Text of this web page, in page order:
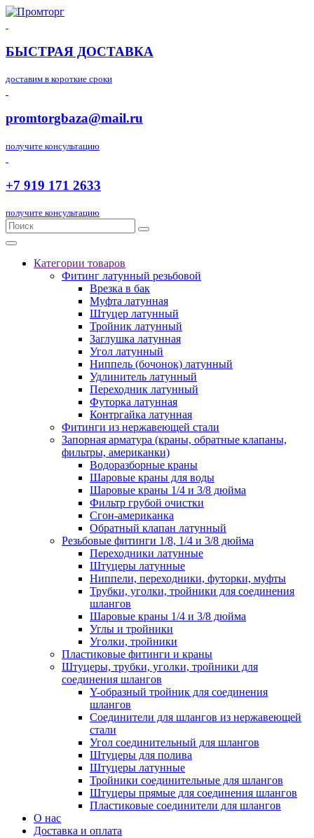
БЫСТРАЯ ДОСТАВКА
доставим в короткие сроки
promtorgbaza@mail.ru
получите консультацию
+7 919 171 2633
получите консультацию
Категории товаров
Фитинг латунный резьбовой
Врезка в бак
Муфта латунная
Штуцер латунный
Тройник латунный
Заглушка латунная
Угол латунный
Ниппель (бочонок) латунный
Удлинитель латунный
Переходник латунный
Футорка латунная
Контргайка латунная
Фитинги из нержавеющей стали
Запорная арматура (краны, обратные клапаны,
фильтры, американки)
Водоразборные краны
Шаровые краны для воды
Шаровые краны 1/4 и 3/8 дюйма
Фильтр грубой очистки
Сгон-американка
Обратный клапан латунный
Резьбовые фитинги 1/8, 1/4 и 3/8 дюйма
Переходники латунные
Штуцеры латунные
Ниппели, переходники, футорки, муфты
Трубки, уголки, тройники для соединения
шлангов
Шаровые краны 1/4 и 3/8 дюйма
Углы и тройники
Уголки, тройники
Пластиковые фитинги и краны
Штуцеры, трубки, уголки, тройники для
соединения шлангов
Y-образный тройник для соединения
шлангов
Соединители для шлангов из нержавеющей
стали
Угол соединительный для шлангов
Штуцеры для полива
Штуцеры латунные
Тройники соединительные для шлангов
Штуцеры прямые для соединения шлангов
Пластиковые соединители для шлангов
О нас
Доставка и оплата